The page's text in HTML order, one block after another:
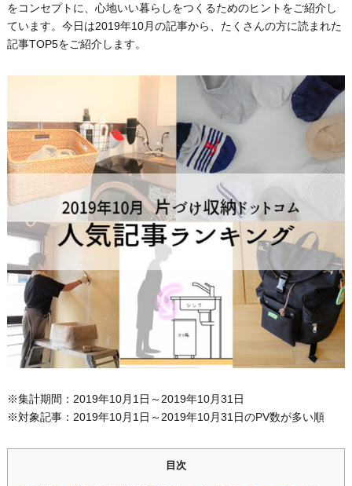
をコンセプトに、心地いい暮らしをつくるためのヒントをご紹介し
ています。今日は2019年10月の記事から、たくさんの方に読まれた
記事TOP5をご紹介します。
※集計期間：2019年10月1日～2019年10月31日
※対象記事：2019年10月1日～2019年10月31日のPV数が多い順
目次